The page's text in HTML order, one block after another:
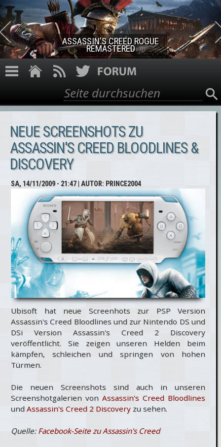
Direkt zum Inhalt
ASSASSIN'S CREED ROGUE
REMASTERED
Suchformular
Suche
NEUE SCREENSHOTS ZU
ASSASSIN'S CREED BLOODLINES &
DISCOVERY
SA, 14/11/2009 - 21:47| AUTOR: PRINCE2004
Ubisoft hat neue Screenhots zur PSP Version
Assassin's Creed Bloodlines und zur Nintendo DS und
DSi Version Assassin's Creed 2 Discovery
veröffentlicht. Sie zeigen unseren Helden beim
kämpfen, schleichen und springen von hohen
Türmen.
Die neuen Screenshots sind auch in unseren
Screenshotgalerien von Assassin's Creed Bloodlines
und Assassin's Creed 2 Discoveryzu sehen.
Quelle:Facebook-Seite zu Assassin's Creed